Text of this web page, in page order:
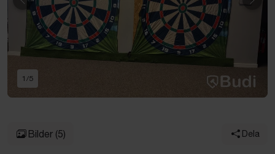
Föregående
1 /5
Bilder (5) Dela